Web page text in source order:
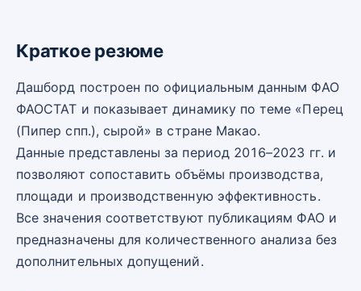
Краткое резюме
Дашборд построен по официальным данным ФАО
ФАОСТАТ и показывает динамику по теме «Перец
(Пипер спп.), сырой» в стране Макао.
Данные представлены за период 2016–2023 гг. и
позволяют сопоставить объёмы производства,
площади и производственную эффективность.
Все значения соответствуют публикациям ФАО и
предназначены для количественного анализа без
дополнительных допущений.